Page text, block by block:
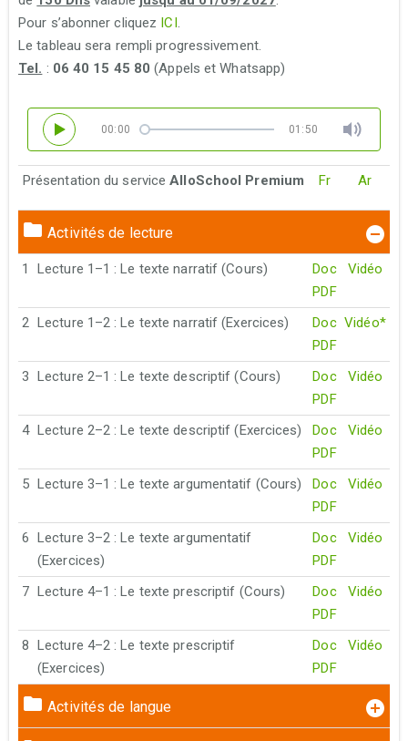
Pour s’abonner cliquez ICI .
Le tableau sera rempli progressivement.
Tel. : 06 40 15 45 80 (Appels et Whatsapp)
00:00 01:50
Présentation du serviceAlloSchool Premium Fr Ar
Activités de lecture
1 Lecture 1–1 : Le texte narratif (Cours)
Doc
PDF
Vidéo
2 Lecture 1–2 : Le texte narratif (Exercices)
Doc
PDF
Vidéo*
3 Lecture 2–1 : Le texte descriptif (Cours)
Doc
PDF
Vidéo
4 Lecture 2–2 : Le texte descriptif (Exercices)
Doc
PDF
Vidéo
5 Lecture 3–1 : Le texte argumentatif (Cours)
Doc
PDF
Vidéo
6
Lecture 3–2 : Le texte argumentatif
(Exercices)
Doc
PDF
Vidéo
7 Lecture 4–1 : Le texte prescriptif (Cours)
Doc
PDF
Vidéo
8
Lecture 4–2 : Le texte prescriptif
(Exercices)
Doc
PDF
Vidéo
Activités de langue